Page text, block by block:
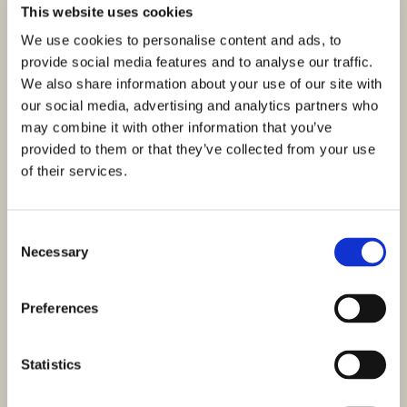
This website uses cookies
We use cookies to personalise content and ads, to
provide social media features and to analyse our traffic.
We also share information about your use of our site with
our social media, advertising and analytics partners who
may combine it with other information that you’ve
provided to them or that they’ve collected from your use
of their services.
Selection
Necessary
Preferences
Statistics